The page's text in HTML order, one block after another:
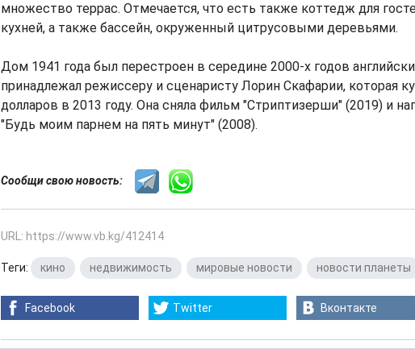
множество террас. Отмечается, что есть также коттедж для
кухней, а также бассейн, окруженный цитрусовыми деревьями.
Дом 1941 года был перестроен в середине 2000-х годов
принадлежал режиссеру и сценаристу Лорин Скафарии, которая
долларов в 2013 году. Она сняла фильм "Стриптизерши" (2019) и
"Будь моим парнем на пять минут" (2008).
Сообщи свою новость:
URL: https://www.vb.kg/412414
Теги: кино недвижимость мировые новости новости планеты
Facebook Twitter Вконтакте